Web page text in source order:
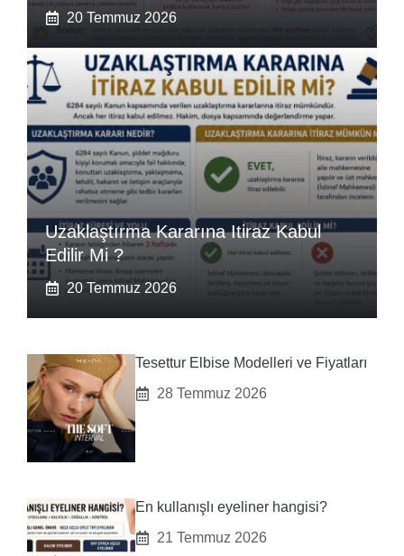
20 Temmuz 2026
Uzaklaştırma Kararına Itiraz Kabul
Edilir Mi ?
20 Temmuz 2026
Tesettur Elbise Modelleri ve Fiyatları
28 Temmuz 2026
En kullanışlı eyeliner hangisi?
21 Temmuz 2026